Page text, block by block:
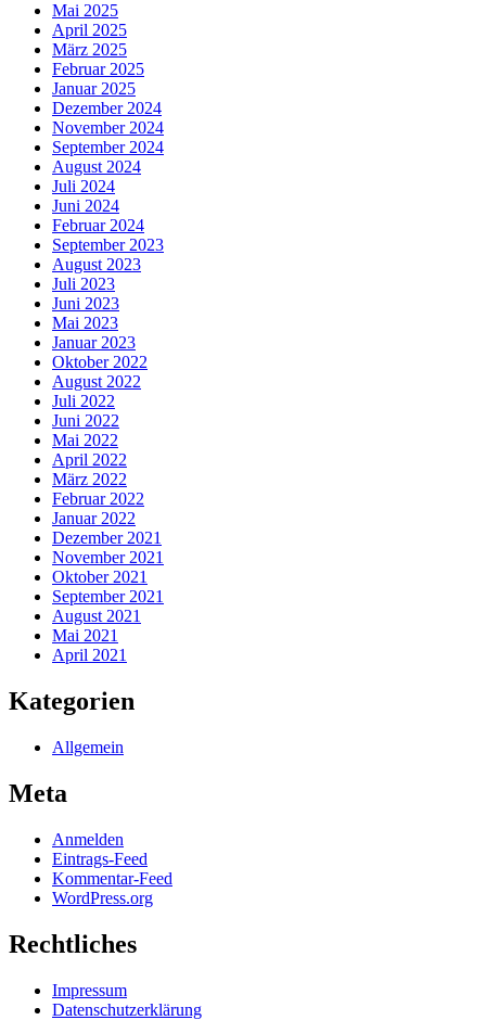
Mai 2025
April 2025
März 2025
Februar 2025
Januar 2025
Dezember 2024
November 2024
September 2024
August 2024
Juli 2024
Juni 2024
Februar 2024
September 2023
August 2023
Juli 2023
Juni 2023
Mai 2023
Januar 2023
Oktober 2022
August 2022
Juli 2022
Juni 2022
Mai 2022
April 2022
März 2022
Februar 2022
Januar 2022
Dezember 2021
November 2021
Oktober 2021
September 2021
August 2021
Mai 2021
April 2021
Kategorien
Allgemein
Meta
Anmelden
Eintrags-Feed
Kommentar-Feed
WordPress.org
Rechtliches
Impressum
Datenschutzerklärung